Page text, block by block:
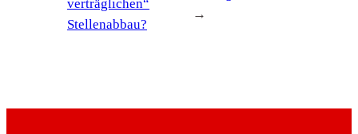
verträglichen“
Stellenabbau?
→